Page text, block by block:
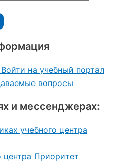
Войти на учебный портал
вопросы
и мессенджерах: